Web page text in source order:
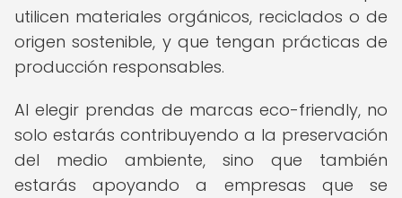
utilicen materiales orgánicos, reciclados o de
origen sostenible, y que tengan prácticas de
producción responsables.
Al elegir prendas de marcas eco-friendly, no
solo estarás contribuyendo a la preservación
del medio ambiente, sino que también
estarás apoyando a empresas que se